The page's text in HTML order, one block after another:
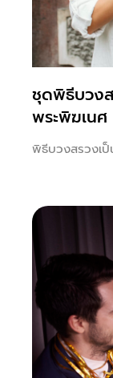
ชุดพิธีบวงส
พระพิฆเนศ
พิธีบวงสรวงเ